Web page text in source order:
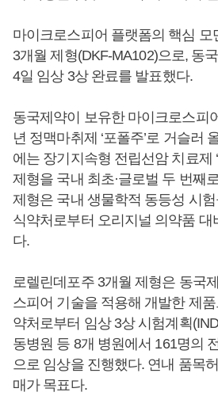
마이크로스피어 플랫폼의 핵심
3개월 제형(DKF-MA102)으로, 동
4일 임상 3상 완료를 발표했다.
동국제약이 보유한 마이크로스피
년 정맥마취제 ‘포폴주’로 거슬러
에는 장기지속형 전립선암 치료제
제형을 국내 최초·글로벌 두 번째
제형은 국내 생물학적 동등성 시
식약처로부터 오리지널 의약품 대
다.
로렐린데포주 3개월 제형은 동국
스피어 기술을 적용해 개발한 제
약처로부터 임상 3상 시험계획
동병원 등 8개 병원에서 161명의
으로 임상을 진행했다. 연내 품목
매가 목표다.